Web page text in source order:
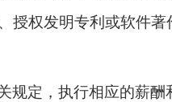
授权发明专利或软件著
规定，执行相应的薪酬